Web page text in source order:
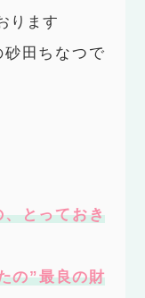
ります
田ちなつで
とっておき
の”最良の財